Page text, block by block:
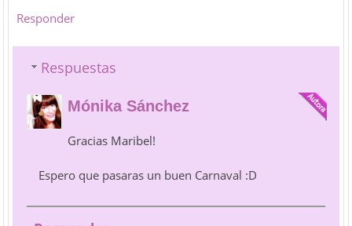
Responder
Respuestas
Mónika Sánchez
Gracias Maribel!
Espero que pasaras un buen Carnaval :D